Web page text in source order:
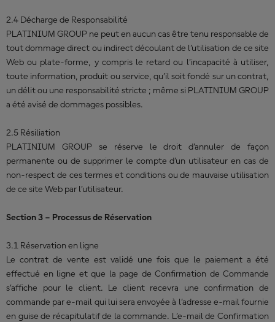
2.4 Décharge de Responsabilité
PLATINIUM GROUP ne peut en aucun cas être tenu responsable de
tout dommage direct ou indirect découlant de l’utilisation de ce site
Web ou plate-forme, y compris le retard ou l’incapacité à utiliser,
toute information, produit ou service, qu’il soit fondé sur un contrat,
un délit ou une responsabilité stricte ; même si PLATINIUM GROUP
a été avisé de dommages possibles.
2.5 Résiliation
PLATINIUM GROUP se réserve le droit d’annuler de façon
permanente ou de supprimer le compte d’un utilisateur en cas de
non-respect de ces termes et conditions ou de mauvaise utilisation
de ce site Web par l’utilisateur.
Section 3 – Processus de Réservation
3.1 Réservation en ligne
Le contrat de vente est validé une fois que le paiement a été
effectué en ligne et que la page de Confirmation de Commande
s’affiche pour le client. Le client recevra une confirmation de
commande par e-mail qui lui sera envoyée à l’adresse e-mail fournie
en guise de récapitulatif de la commande. L’e-mail de Confirmation